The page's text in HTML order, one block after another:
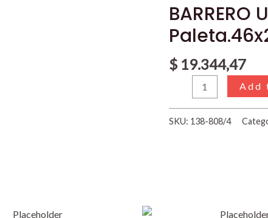
BARRERO
$19.344,47
quantity
Add
SKU: 138-808/4